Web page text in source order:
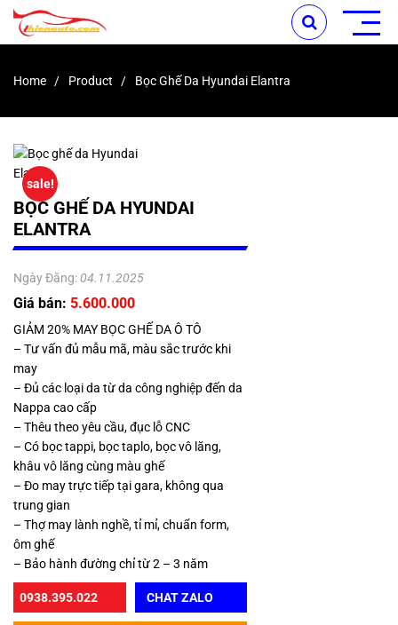
Home Product Bọc Ghế Da Hyundai Elantra
sale!
BỌC GHẾ DA HYUNDAI
ELANTRA
Ngày Đăng:04.11.2025
Giá bán: 5.600.000
GIẢM 20% MAY BỌC GHẾ DA Ô TÔ
– Tư vấn đủ mẫu mã, màu sắc trước khi
may
– Đủ các loại da từ da công nghiệp đến da
Nappa cao cấp
– Thêu theo yêu cầu, đục lỗ CNC
– Có bọc tappi, bọc taplo, bọc vô lăng,
khâu vô lăng cùng màu ghế
– Đo may trực tiếp tại gara, không qua
trung gian
– Thợ may lành nghề, tỉ mỉ, chuẩn form,
ôm ghế
– Bảo hành đường chỉ từ 2 – 3 năm
0938.395.022 CHAT ZALO